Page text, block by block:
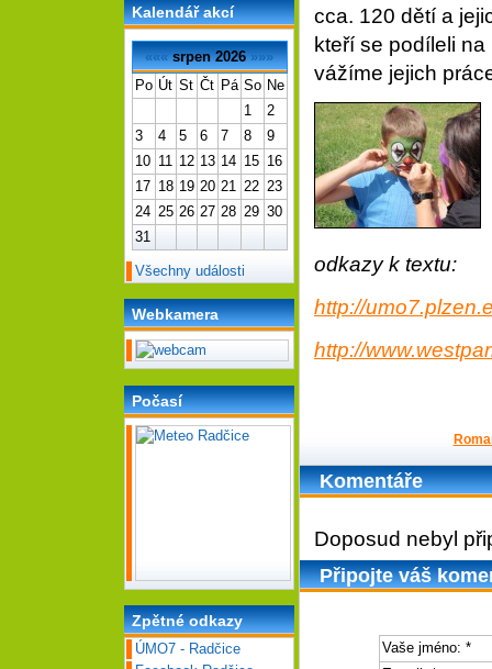
cca. 120 dětí a
kteří se podíleli
vážíme jejich
odkazy k textu:
http://
http://
Komentáře
Doposud nebyl
Připojte váš
Vaše jméno: *
Kalendář akcí
««« srpen 2026 »»»
Po Út St Čt Pá So Ne
1
2
3
4 5 6 7 8
9
10 11 12 13 14 15 16
17 18 19 20 21 22 23
24 25 26 27 28 29 30
31
Všechny události
Webkamera
Počasí
Zpětné odkazy
ÚMO7 - Radčice